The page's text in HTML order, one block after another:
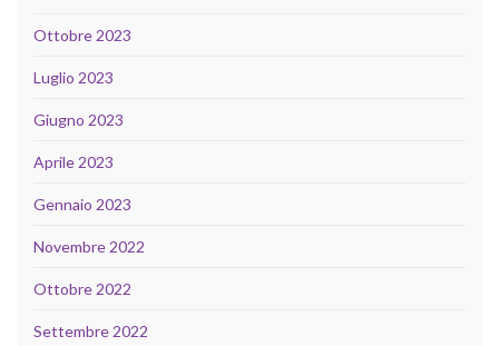
Ottobre 2023
Luglio 2023
Giugno 2023
Aprile 2023
Gennaio 2023
Novembre 2022
Ottobre 2022
Settembre 2022